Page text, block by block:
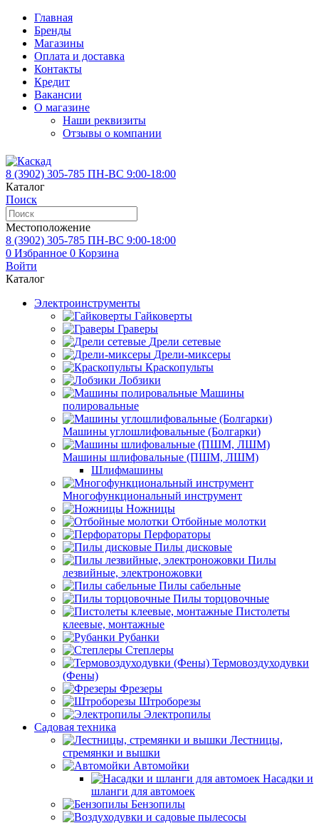
Главная
Бренды
Магазины
Оплата и доставка
Контакты
Кредит
Вакансии
О магазине
Наши реквизиты
Отзывы о компании
8 (3902) 305-785 ПН-ВС 9:00-18:00
Каталог
Поиск
Местоположение
8 (3902) 305-785 ПН-ВС 9:00-18:00
0 Избранное 0 Корзина
Войти
Каталог
Электроинструменты
Гайковерты
Граверы
Дрели сетевые
Дрели-миксеры
Краскопульты
Лобзики
Машины
полировальные
Машины углошлифовальные (Болгарки)
Машины шлифовальные (ПШМ, ЛШМ)
Шлифмашины
Многофункциональный инструмент
Ножницы
Отбойные молотки
Перфораторы
Пилы дисковые
Пилы
лезвийные, электроножовки
Пилы сабельные
Пилы торцовочные
Пистолеты
клеевые, монтажные
Рубанки
Степлеры
Термовоздуходувки
(Фены)
Фрезеры
Штроборезы
Электропилы
Садовая техника
Лестницы,
стремянки и вышки
Автомойки
Насадки и
шланги для автомоек
Бензопилы